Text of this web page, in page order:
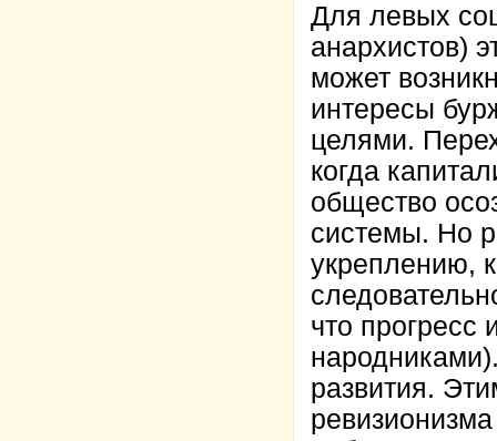
Для левых
анархистов)
может
интересы
целями.
когда
общество
системы. Но
укреплению,
что прогресс
развития.